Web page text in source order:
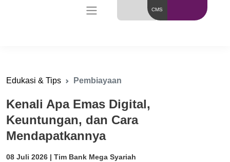
CMS
Edukasi & Tips Pembiayaan
Kenali Apa Emas Digital,
Keuntungan, dan Cara
Mendapatkannya
08 Juli 2026 | Tim Bank Mega Syariah